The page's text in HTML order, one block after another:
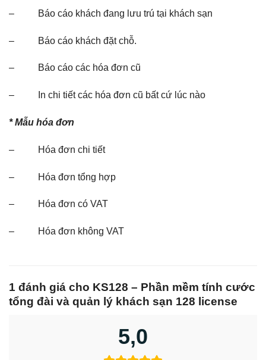
– Báo cáo khách đang lưu trú tại khách sạn
– Báo cáo khách đặt chỗ.
– Báo cáo các hóa đơn cũ
– In chi tiết các hóa đơn cũ bất cứ lúc nào
* Mẫu hóa đơn
– Hóa đơn chi tiết
– Hóa đơn tổng hợp
– Hóa đơn có VAT
– Hóa đơn không VAT
1 đánh giá cho KS128 – Phần mềm tính cước
tổng đài và quản lý khách sạn 128 license
5,0